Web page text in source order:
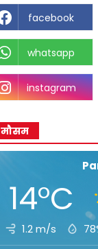
facebook
whatsapp
instagram
मौसम
14°C
1.2 m/s